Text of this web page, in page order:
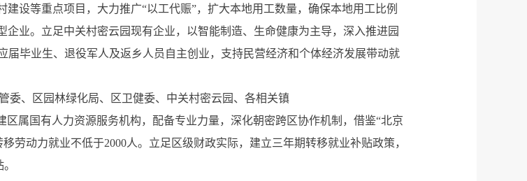
设等重点项目，大力推广“以工代赈”，扩大本地用工数量，确保本地用工比例
业。立足中关村密云园现有企业，以智能制造、生命健康为主导，深入推进园
届毕业生、退役军人及返乡人员自主创业，支持民营经济和个体经济发展带动就
委、区园林绿化局、区卫健委、中关村密云园、各相关镇
属国有人力资源服务机构，配备专业力量，深化朝密跨区协作机制，借鉴“北京
劳动力就业不低于2000人。立足区级财政实际，建立三年期转移就业补贴政策，